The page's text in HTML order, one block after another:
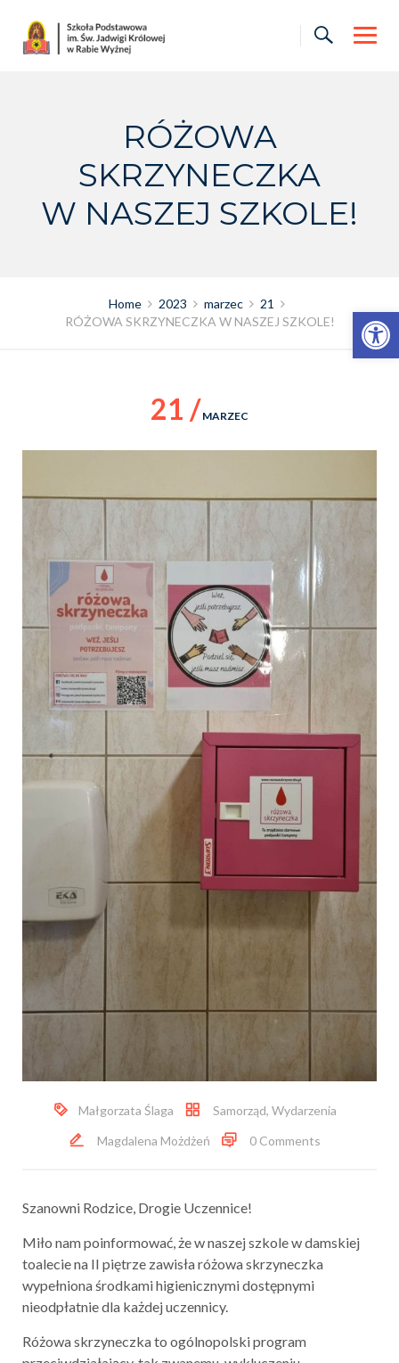
Otwórz pasek narzędzi
content
RÓŻOWA
SKRZYNECZKA
W NASZEJ SZKOLE!
Home 2023 marzec
21
RÓŻOWA SKRZYNECZKA W NASZEJ SZKOLE!
21 / MARZEC
Małgorzata Ślaga Samorząd, Wydarzenia
Magdalena Możdżeń
0 Comments
Szanowni Rodzice, Drogie Uczennice!
Miło nam poinformować, że w naszej szkole w damskiej
toalecie na II piętrze zawisła różowa skrzyneczka
wypełniona środkami higienicznymi dostępnymi
nieodpłatnie dla każdej uczennicy.
Różowa skrzyneczka to ogólnopolski program